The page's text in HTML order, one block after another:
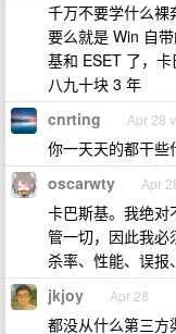
千万不要学什么裸
要么就是 Win 自
基和 ESET 了，
八九十块 3 年
cnrting Apr 28
你一天天的都干些
oscarwty Apr
卡巴斯基。我绝对
管一切，因此我必
杀率、性能、误报
jkjoy Apr 28
都没从什么第三方